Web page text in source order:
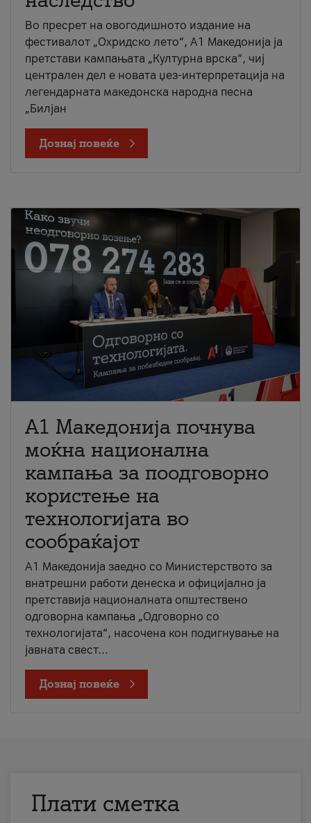
Во пресрет на овогодишното издание на
фестивалот „Охридско лето“, А1 Македонија ја
претстави кампањата „Културна врска“, чиј
централен дел е новата џез-интерпретација на
легендарната македонска народна песна
„Билјан
Дознај повеќе
A1 Македонија почнува
моќна национална
кампања за поодговорно
користење на
технологијата во
сообраќајот
A1 Македонија заедно со Министерството за
внатрешни работи денеска и официјално ја
претставија националната општествено
одговорна кампања „Одговорно со
технологијата“, насочена кон подигнување на
јавната свест...
Дознај повеќе
Плати сметка